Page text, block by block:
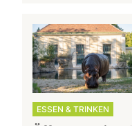
ESSEN & TRINKEN